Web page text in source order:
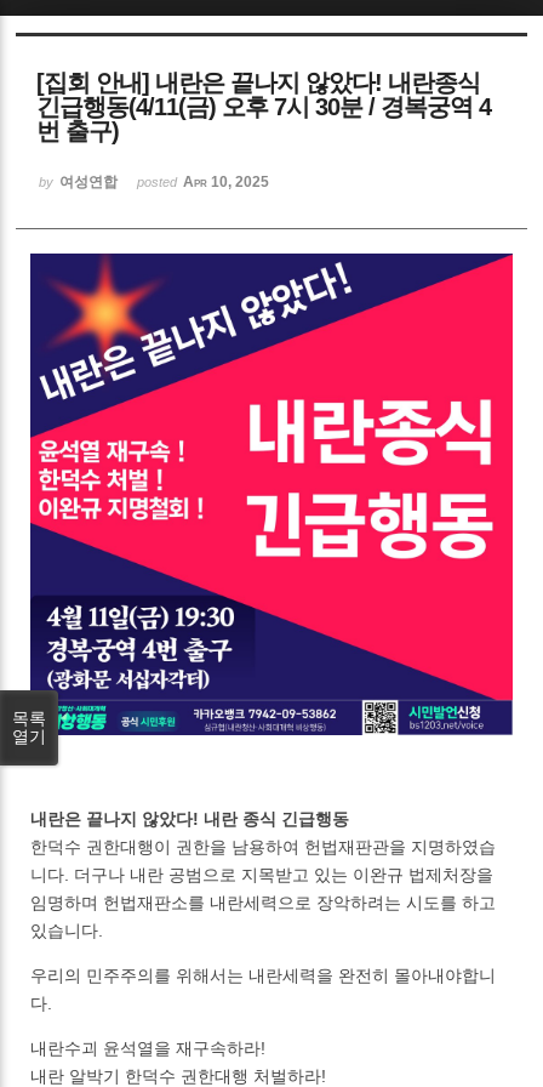
[집회 안내] 내란은 끝나지 않았다! 내란종식
긴급행동(4/11(금) 오후 7시 30분 / 경복궁역 4
번 출구)
by 여성연합 posted Apr 10, 2025
내란은 끝나지 않았다! 내란 종식 긴급행동
한덕수 권한대행이 권한을 남용하여 헌법재판관을 지명하였습
니다. 더구나 내란 공범으로 지목받고 있는 이완규 법제처장을
임명하며 헌법재판소를 내란세력으로 장악하려는 시도를 하고
있습니다.
우리의 민주주의를 위해서는 내란세력을 완전히 몰아내야합니
다.
내란수괴 윤석열을 재구속하라!
내란 알박기 한덕수 권한대행 처벌하라!
목록
열기
Sketchbook5, 스케치북5
Sketchbook5, 스케치북5